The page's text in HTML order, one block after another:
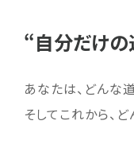
“自分だけ
あなたは、どんな
そしてこれから、